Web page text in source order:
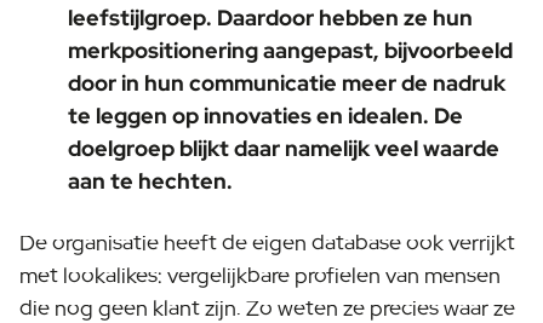
leefstijlgroep. Daardoor hebben ze hun
merkpositionering aangepast, bijvoorbeeld
door in hun communicatie meer de nadruk
te leggen op innovaties en idealen. De
doelgroep blijkt daar namelijk veel waarde
aan te hechten.
De organisatie heeft de eigen database ook verrijkt
met lookalikes: vergelijkbare profielen van mensen
die nog geen klant zijn. Zo weten ze precies waar ze